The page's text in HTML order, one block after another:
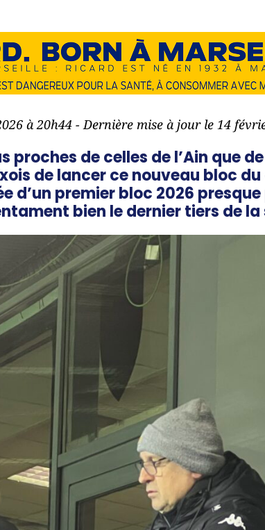
à 20h44 - Dernière mise à jour le 14
proches de celles de l’Ain que
de lancer ce nouveau bloc
d’un premier bloc 2026
bien le dernier tiers de